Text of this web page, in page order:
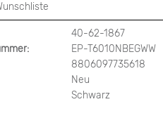
40-62-1867
EP-T6010NBEGWW
8806097735618
Neu
Schwarz